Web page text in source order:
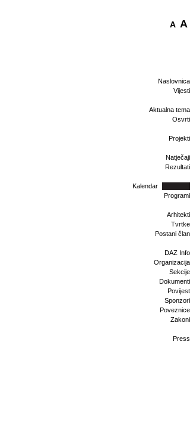
A A
Naslovnica
Vijesti
Aktualna tema
Osvrti
Projekti
Natječaji
Rezultati
Kalendar
Programi
Arhitekti
Tvrtke
Postani član
DAZ Info
Organizacija
Sekcije
Dokumenti
Povijest
Sponzori
Poveznice
Zakoni
Press